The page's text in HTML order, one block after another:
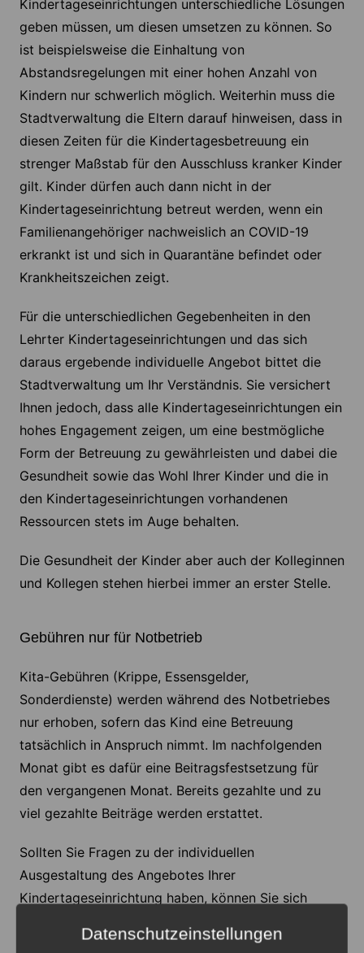
Kindertageseinrichtungen unterschiedliche Lösungen
geben müssen, um diesen umsetzen zu können. So
ist beispielsweise die Einhaltung von
Abstandsregelungen mit einer hohen Anzahl von
Kindern nur schwerlich möglich. Weiterhin muss die
Stadtverwaltung die Eltern darauf hinweisen, dass in
diesen Zeiten für die Kindertagesbetreuung ein
strenger Maßstab für den Ausschluss kranker Kinder
gilt. Kinder dürfen auch dann nicht in der
Kindertageseinrichtung betreut werden, wenn ein
Familienangehöriger nachweislich an COVID-19
erkrankt ist und sich in Quarantäne befindet oder
Krankheitszeichen zeigt.
Für die unterschiedlichen Gegebenheiten in den
Lehrter Kindertageseinrichtungen und das sich
daraus ergebende individuelle Angebot bittet die
Stadtverwaltung um Ihr Verständnis. Sie versichert
Ihnen jedoch, dass alle Kindertageseinrichtungen ein
hohes Engagement zeigen, um eine bestmögliche
Form der Betreuung zu gewährleisten und dabei die
Gesundheit sowie das Wohl Ihrer Kinder und die in
den Kindertageseinrichtungen vorhandenen
Ressourcen stets im Auge behalten.
Die Gesundheit der Kinder aber auch der Kolleginnen
und Kollegen stehen hierbei immer an erster Stelle.
Gebühren nur für Notbetrieb
Kita-Gebühren (Krippe, Essensgelder,
Sonderdienste) werden während des Notbetriebes
nur erhoben, sofern das Kind eine Betreuung
tatsächlich in Anspruch nimmt. Im nachfolgenden
Monat gibt es dafür eine Beitragsfestsetzung für
den vergangenen Monat. Bereits gezahlte und zu
viel gezahlte Beiträge werden erstattet.
Sollten Sie Fragen zu der individuellen
Ausgestaltung des Angebotes Ihrer
Kindertageseinrichtung haben, können Sie sich
-3258, -3259, -3260 oder per E-Mail ankita-
Datenschutzeinstellungen